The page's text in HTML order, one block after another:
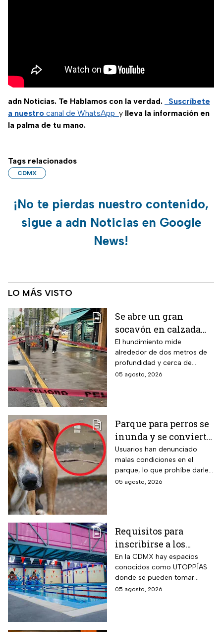
adn Noticias. Te Hablamos con la verdad.
Suscríbete
a nuestro canal de WhatsApp y lleva la información en
la palma de tu mano.
Tags relacionados
CDMX
¡No te pierdas nuestro contenido,
sigue a adn Noticias en Google
News!
LO MÁS VISTO
Se abre un gran
socavón en calzada
Taxqueña tras paso de
Trolebús
El hundimiento mide
alrededor de dos metros de
profundidad y cerca de
cuatro metros de diámetro.
05 agosto, 2026
Parque para perros se
inunda y se convierte
en foco de infección;
el área canina está
inutilizable
Usuarios han denunciado
malas condiciones en el
parque, lo que prohíbe darle
un uso adecuado
05 agosto, 2026
Requisitos para
inscribirse a los
talleres de la UTOPÍA
Coyoacán
En la CDMX hay espacios
conocidos como UTOPPÍAS
donde se pueden tomar
talleres y practicar deportes y
05 agosto, 2026